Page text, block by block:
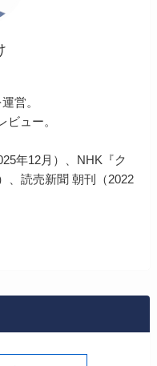
営。
ビュー。
年12月）、NHK『ク
、読売新聞 朝刊（2022